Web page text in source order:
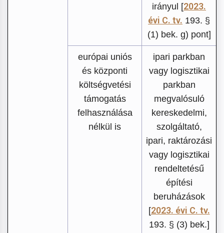
irányul [2023.
évi C. tv. 193. §
(1) bek. g) pont]
európai uniós
és központi
költségvetési
támogatás
felhasználása
nélkül is
ipari parkban
vagy logisztikai
parkban
megvalósuló
kereskedelmi,
szolgáltató,
ipari, raktározási
vagy logisztikai
rendeltetésű
építési
beruházások
[2023. évi C. tv.
193. § (3) bek.]